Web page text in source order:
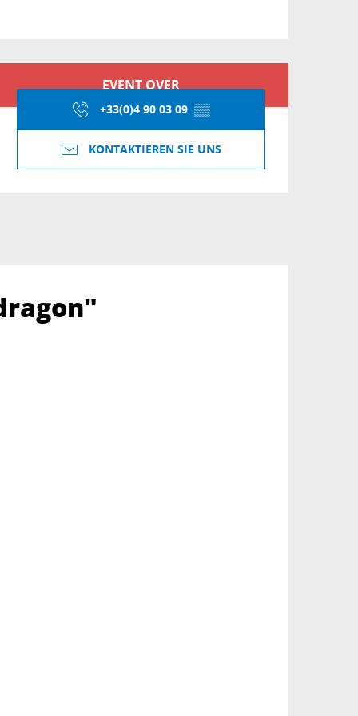
Öffnungszeiten &
EVENT OVER
+33(0)4 90 03 09 ▒▒
KONTAKTIEREN SIE UNS